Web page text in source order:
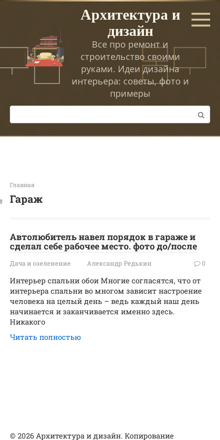
Перейти
Архитектура и
дизайн
Все про ремонт и
строительство своими
руками. Идеи дизайна
интерьера: советы, фото и
примеры
Поиск:
Главная
Гараж
Автолюбитель навел порядок в гараже и
сделал себе рабочее место. фото до/после
Дача и озеленение Александр Редькин 0
Интерьер спальни обои Многие согласятся, что от
интерьера спальни во многом зависит настроение
человека на целый день – ведь каждый наш день
начинается и заканчивается именно здесь.
Никакого
Читать полностью
© 2026 Архитектура и дизайн. Копирование